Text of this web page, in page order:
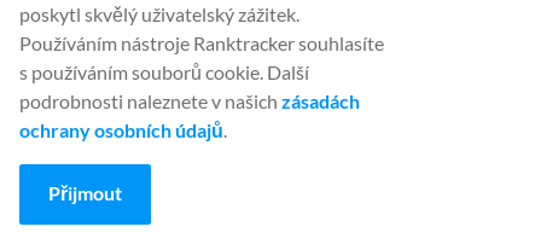
Ranktracker Ltd
144A Clerkenwell Rd
London, EC1R 5DF
Company No: 08820809
felix@ranktracker.com
poskytl skvělý uživatelský zážitek.
Používáním nástroje Ranktracker souhlasíte
s používáním souborů cookie. Další
podrobnosti naleznete v našich zásadách
ochrany osobních údajů.
Přijmout